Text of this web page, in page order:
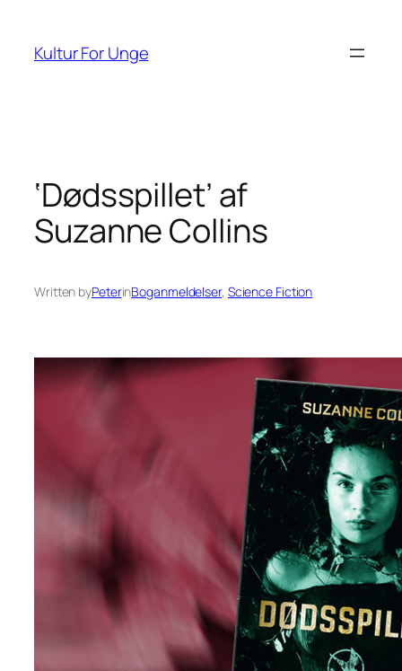
indhold
Kultur For Unge
‘Dødsspillet’ af
Suzanne Collins
Written byPeterinBoganmeldelser, Science Fiction